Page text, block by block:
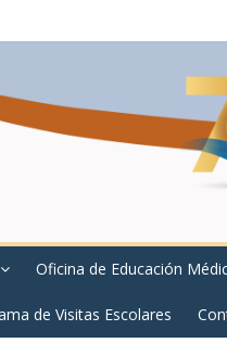
Oficina de Educación
de Visitas Escolares